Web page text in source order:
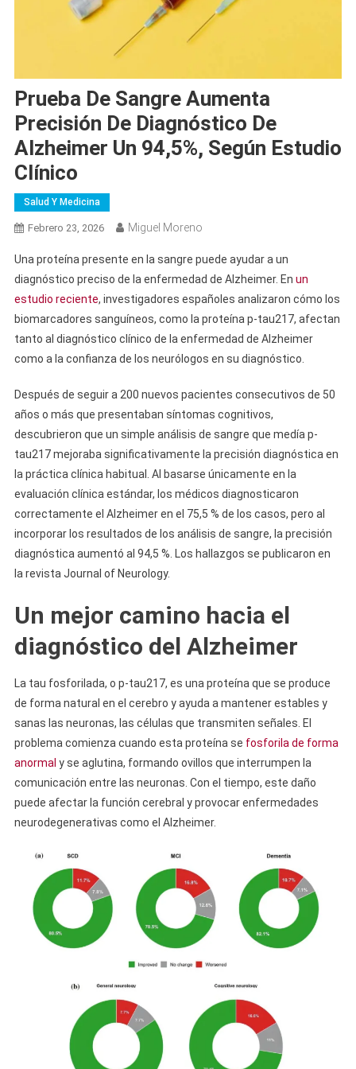
Prueba De Sangre Aumenta
Precisión De Diagnóstico De
Alzheimer Un 94,5%, Según Estudio
Clínico
Salud Y Medicina
Febrero 23, 2026 Miguel Moreno
Una proteína presente en la sangre puede ayudar a un
diagnóstico preciso de la enfermedad de Alzheimer. En un
estudio reciente, investigadores españoles analizaron cómo los
biomarcadores sanguíneos, como la proteína p-tau217, afectan
tanto al diagnóstico clínico de la enfermedad de Alzheimer
como a la confianza de los neurólogos en su diagnóstico.
Después de seguir a 200 nuevos pacientes consecutivos de 50
años o más que presentaban síntomas cognitivos,
descubrieron que un simple análisis de sangre que medía p-
tau217 mejoraba significativamente la precisión diagnóstica en
la práctica clínica habitual. Al basarse únicamente en la
evaluación clínica estándar, los médicos diagnosticaron
correctamente el Alzheimer en el 75,5 % de los casos, pero al
incorporar los resultados de los análisis de sangre, la precisión
diagnóstica aumentó al 94,5 %. Los hallazgos se publicaron en
la revista Journal of Neurology.
Un mejor camino hacia el
diagnóstico del Alzheimer
La tau fosforilada, o p-tau217, es una proteína que se produce
de forma natural en el cerebro y ayuda a mantener estables y
sanas las neuronas, las células que transmiten señales. El
problema comienza cuando esta proteína se fosforila de forma
anormal y se aglutina, formando ovillos que interrumpen la
comunicación entre las neuronas. Con el tiempo, este daño
puede afectar la función cerebral y provocar enfermedades
neurodegenerativas como el Alzheimer.